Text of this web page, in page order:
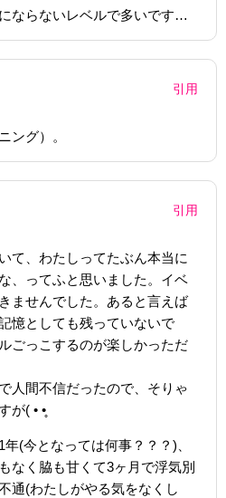
ならないレベルで多いです…
引用
ング）。
引用
て、わたしってたぶん本当に
、ってふと思いました。イベ
ませんでした。あると言えば
憶としても残っていないで
ごっこするのが楽しかっただ
人間不信だったので、そりゃ
が( • •̥
(今となっては何事？？？)、
なく脇も甘くて3ヶ月で浮気別
通(わたしがやる気をなくし